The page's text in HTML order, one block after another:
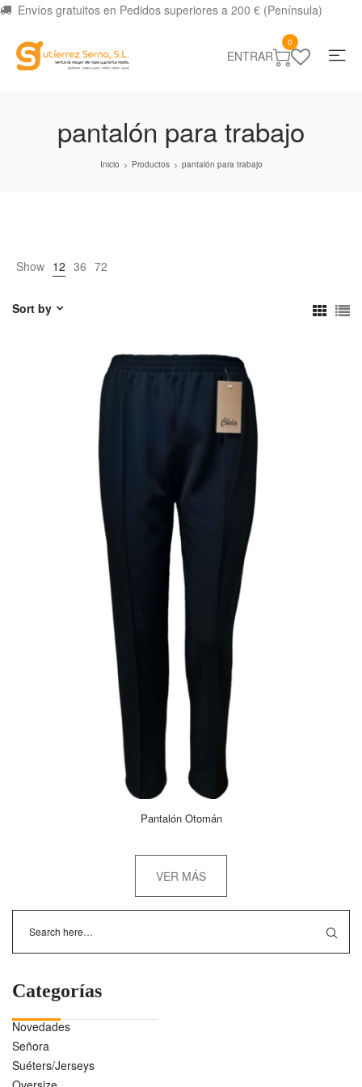
Envíos gratuitos en Pedidos superiores a 200 € (Península)
ENTRAR
0
pantalón para trabajo
Inicio > Productos > pantalón para trabajo
Show 12 36 72
Sort by
Pantalón Otomán
VER MÁS
Categorías
Novedades
Señora
Suéters/Jerseys